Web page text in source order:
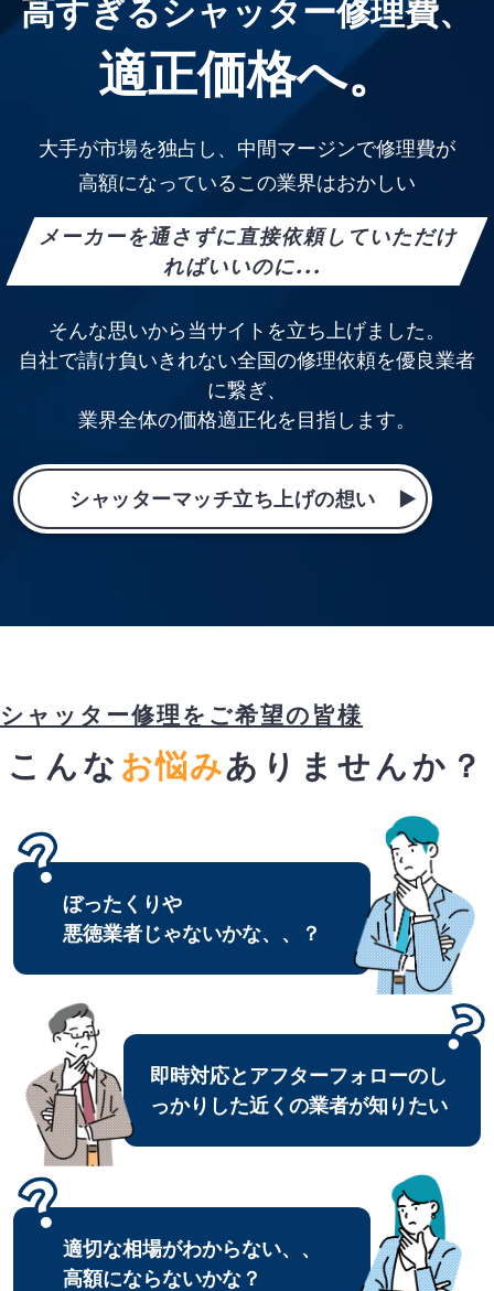
高すぎるシャッター修理費、
適正価格へ。
大手が市場を独占し、中間マージンで修理費が
高額になっているこの業界はおかしい
メーカーを通さずに直接依頼していただけ
ればいいのに...
そんな思いから当サイトを立ち上げました。
自社で請け負いきれない全国の修理依頼を優良業者
に繋ぎ、
業界全体の価格適正化を目指します。
シャッターマッチ立ち上げの想い
シャッター修理をご希望の皆様
こんな お悩みありませんか？
ぼったくりや
悪徳業者じゃないかな、、？
即時対応とアフターフォローのし
っかりした近くの業者が知りたい
適切な相場がわからない、、
高額にならないかな？